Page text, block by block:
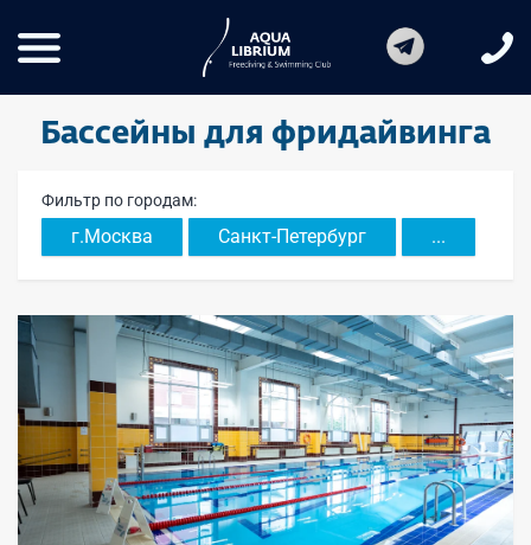
Бассейны для фридайвинга
Фильтр по городам:
г.Москва Санкт-Петербург ...